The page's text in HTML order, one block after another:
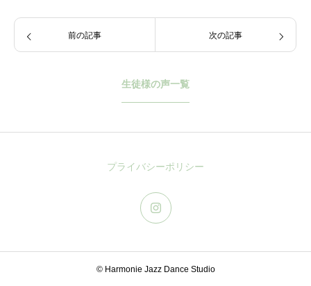
前の記事 次の記事
生徒様の声一覧
プライバシーポリシー
© Harmonie Jazz Dance Studio